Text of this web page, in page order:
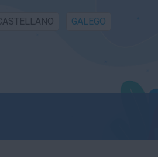
GALEGO